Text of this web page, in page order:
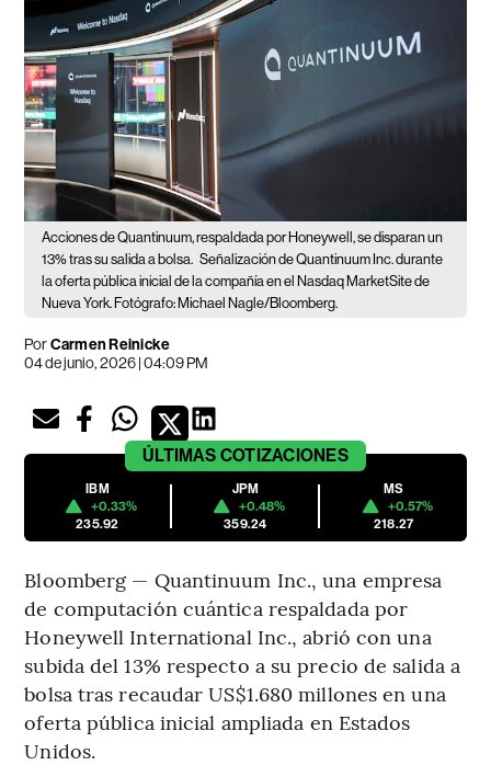
Acciones de Quantinuum, respaldada por Honeywell, se disparan un
13% tras su salida a bolsa. Señalización de Quantinuum Inc. durante
la oferta pública inicial de la compañía en el Nasdaq MarketSite de
Nueva York. Fotógrafo: Michael Nagle/Bloomberg.
PorCarmen Reinicke
04 de junio, 2026 | 04:09 PM
ÚLTIMAS COTIZACIONES
IBM
+0.33%
235.92
JPM
+0.48%
359.24
MS
+0.57%
218.27
Bloomberg — Quantinuum Inc., una empresa
de computación cuántica respaldada por
Honeywell International Inc., abrió con una
subida del 13% respecto a su precio de salida a
bolsa tras recaudar US$1.680 millones en una
oferta pública inicial ampliada en Estados
Unidos.